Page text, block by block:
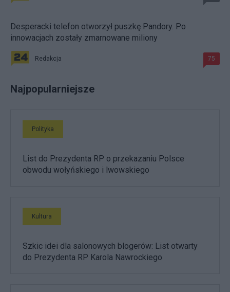
Desperacki telefon otworzył puszkę Pandory. Po
innowacjach zostały zmarnowane miliony
Redakcja 75
Najpopularniejsze
Polityka
List do Prezydenta RP o przekazaniu Polsce
obwodu wołyńskiego i lwowskiego
Kultura
Szkic idei dla salonowych blogerów: List otwarty
do Prezydenta RP Karola Nawrockiego